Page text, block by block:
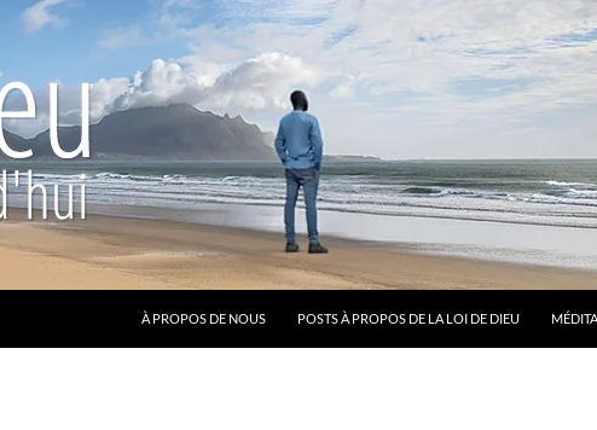
À PROPOS DE NOUS
POSTS À PROPOS DE LA LOI DE DIEU